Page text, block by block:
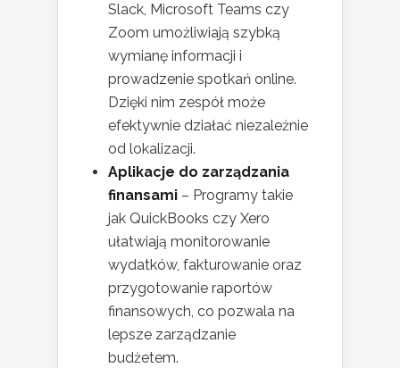
Slack, Microsoft Teams czy
Zoom umożliwiają szybką
wymianę informacji i
prowadzenie spotkań online.
Dzięki nim zespół może
efektywnie działać niezależnie
od lokalizacji.
Aplikacje do zarządzania
finansami – Programy takie
jak QuickBooks czy Xero
ułatwiają monitorowanie
wydatków, fakturowanie oraz
przygotowanie raportów
finansowych, co pozwala na
lepsze zarządzanie
budżetem.